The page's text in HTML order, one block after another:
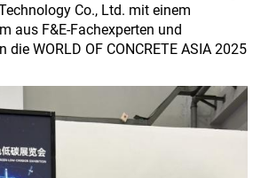
Co., Ltd. mit einem
aus F&E-Fachexperten und
WORLD OF CONCRETE ASIA 2025